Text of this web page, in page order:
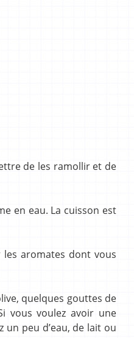
de les ramollir et de
en eau. La cuisson est
les aromates dont vous
quelques gouttes de
vous voulez avoir une
peu d’eau, de lait ou